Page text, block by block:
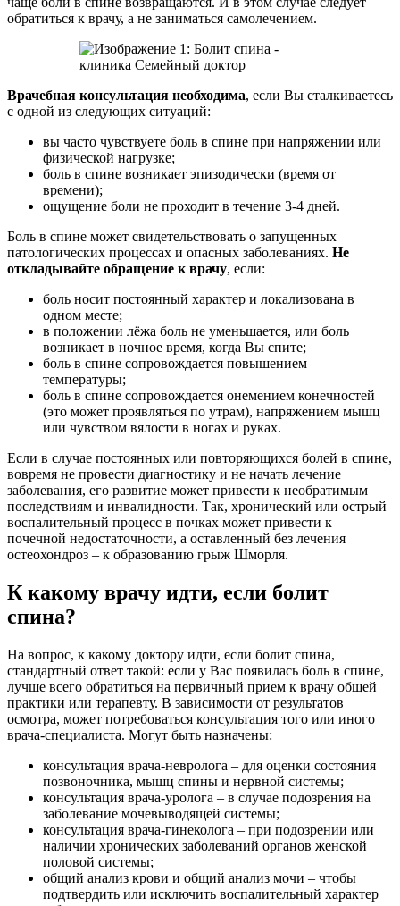
обратиться к врачу, а не заниматься самолечением.
Врачебная консультация необходима, если Вы сталкиваетесь
с одной из следующих ситуаций:
вы часто чувствуете боль в спине при напряжении или
физической нагрузке;
боль в спине возникает эпизодически (время от
времени);
ощущение боли не проходит в течение 3-4 дней.
Боль в спине может свидетельствовать о запущенных
патологических процессах и опасных заболеваниях. Не
откладывайте обращение к врачу, если:
боль носит постоянный характер и локализована в
одном месте;
в положении лёжа боль не уменьшается, или боль
возникает в ночное время, когда Вы спите;
боль в спине сопровождается повышением
температуры;
боль в спине сопровождается онемением конечностей
(это может проявляться по утрам), напряжением мышц
или чувством вялости в ногах и руках.
Если в случае постоянных или повторяющихся болей в спине,
вовремя не провести диагностику и не начать лечение
заболевания, его развитие может привести к необратимым
последствиям и инвалидности. Так, хронический или острый
воспалительный процесс в почках может привести к
почечной недостаточности, а оставленный без лечения
остеохондроз – к образованию грыж Шморля.
К какому врачу идти, если болит
спина?
На вопрос, к какому доктору идти, если болит спина,
стандартный ответ такой: если у Вас появилась боль в спине,
лучше всего обратиться на первичный прием к врачу общей
практики или терапевту. В зависимости от результатов
осмотра, может потребоваться консультация того или иного
врача-специалиста. Могут быть назначены:
консультация врача-невролога – для оценки состояния
позвоночника, мышц спины и нервной системы;
консультация врача-уролога – в случае подозрения на
заболевание мочевыводящей системы;
консультация врача-гинеколога – при подозрении или
наличии хронических заболеваний органов женской
половой системы;
общий анализ крови и общий анализ мочи – чтобы
подтвердить или исключить воспалительный характер